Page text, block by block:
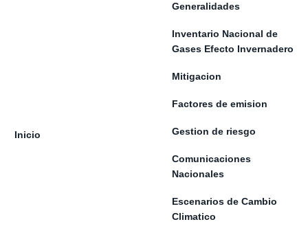
Inicio
Generalidades
Inventario Nacional de
Gases Efecto Invernadero
Mitigacion
Factores de emision
Gestion de riesgo
Comunicaciones
Nacionales
Escenarios de Cambio
Climatico